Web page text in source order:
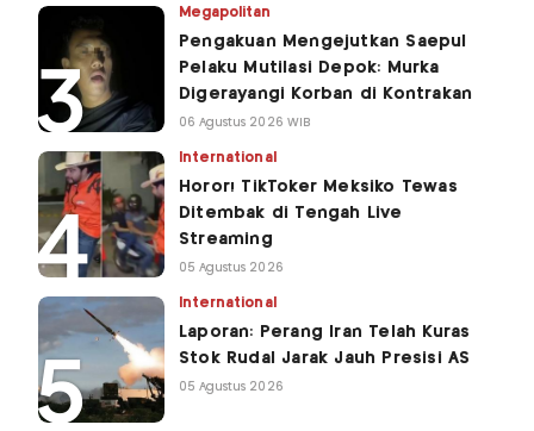
Megapolitan
Pengakuan Mengejutkan Saepul
Pelaku Mutilasi Depok: Murka
Digerayangi Korban di Kontrakan
06 Agustus 2026 WIB
International
Horor! TikToker Meksiko Tewas
Ditembak di Tengah Live
Streaming
05 Agustus 2026
International
Laporan: Perang Iran Telah Kuras
Stok Rudal Jarak Jauh Presisi AS
05 Agustus 2026